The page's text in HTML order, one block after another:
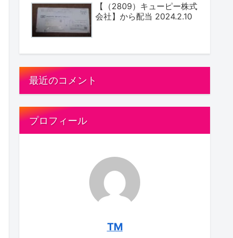
【（2809）キューピー株式
会社】から配当 2024.2.10
最近のコメント
プロフィール
TM